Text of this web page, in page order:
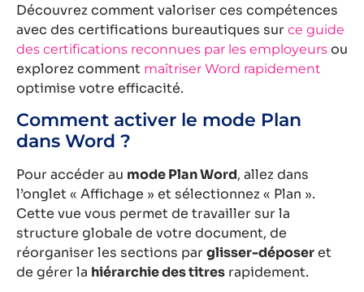
Découvrez comment valoriser ces compétences
avec des certifications bureautiques sur ce guide
des certifications reconnues par les employeurs ou
explorez comment maîtriser Word rapidement
optimise votre efficacité.
Comment activer le mode Plan
dans Word ?
Pour accéder au mode Plan Word, allez dans
l’onglet « Affichage » et sélectionnez « Plan ».
Cette vue vous permet de travailler sur la
structure globale de votre document, de
réorganiser les sections parglisser-déposeret
de gérer la hiérarchie des titres rapidement.